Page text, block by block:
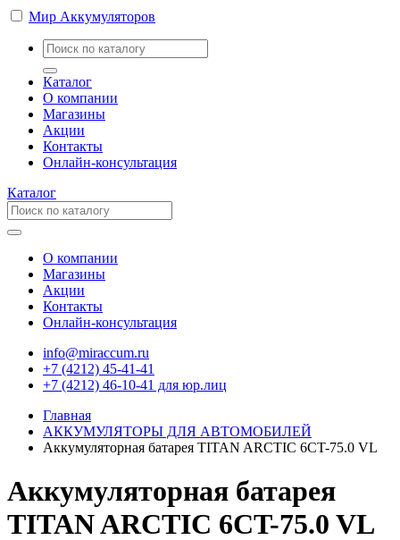
Мир Аккумуляторов
Каталог
О компании
Магазины
Акции
Контакты
Онлайн-консультация
Каталог
О компании
Магазины
Акции
Контакты
Онлайн-консультация
info@miraccum.ru
+7 (4212) 45-41-41
+7 (4212) 46-10-41 для юр.лиц
Главная
АККУМУЛЯТОРЫ ДЛЯ АВТОМОБИЛЕЙ
Аккумуляторная батарея TITAN ARCTIC 6CT-75.0 VL
Аккумуляторная батарея
TITAN ARCTIC 6CT-75.0 VL